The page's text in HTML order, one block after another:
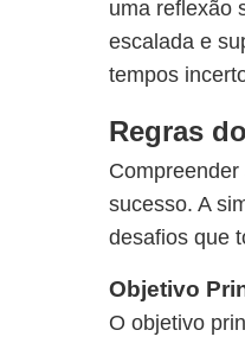
uma reflexão
escalada e
tempos
Regras
sucesso. A
desafios que
Objetivo
O objetivo